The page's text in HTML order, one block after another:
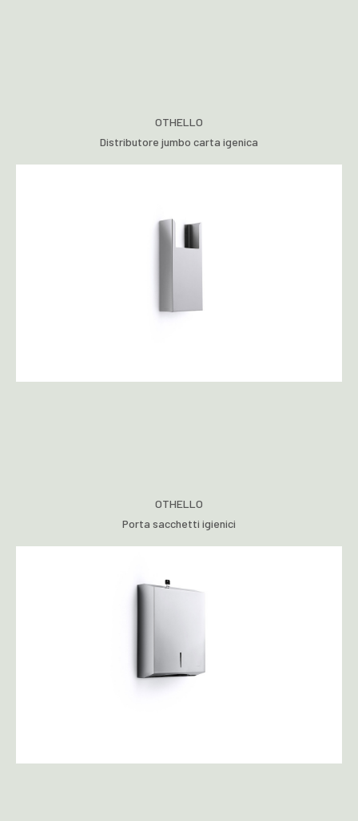
OTHELLO
Distributore jumbo carta igenica
OTHELLO
Porta sacchetti igienici